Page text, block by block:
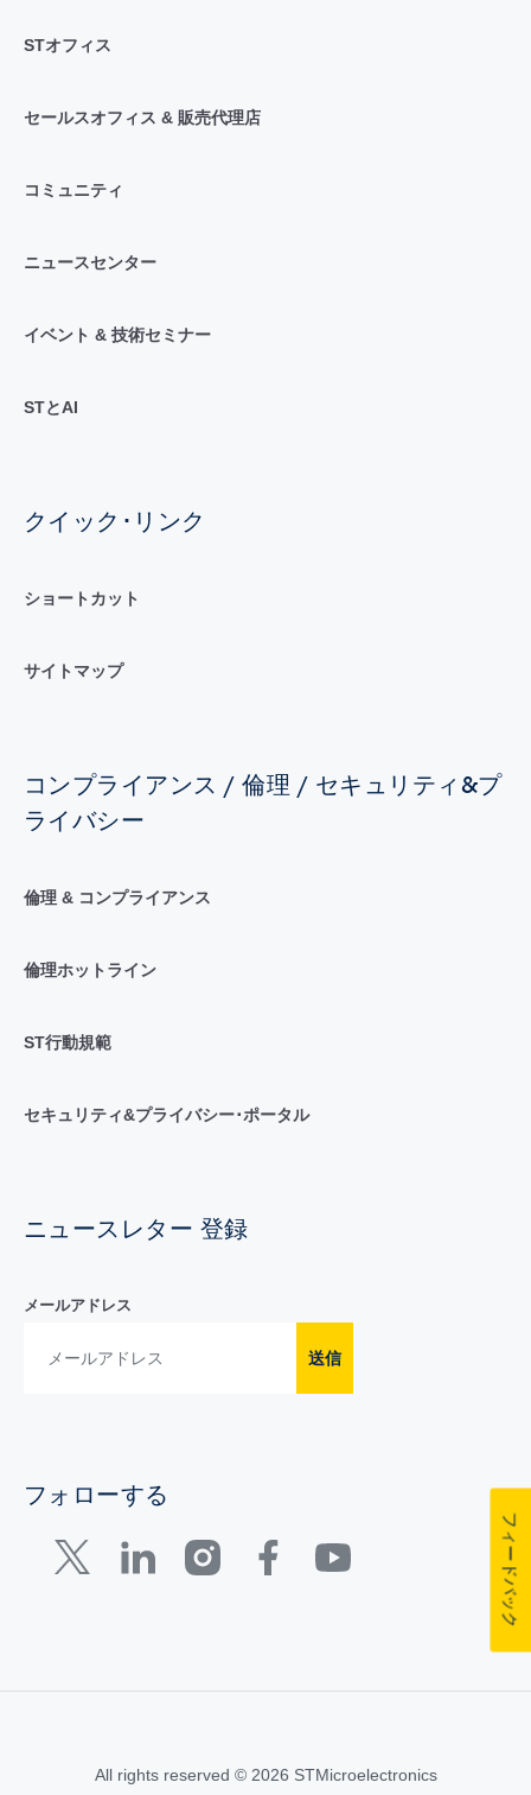
STオフィス
セールスオフィス & 販売代理店
コミュニティ
ニュースセンター
イベント & 技術セミナー
STとAI
クイック･リンク
ショートカット
サイトマップ
コンプライアンス / 倫理 / セキュリティ&プ
ライバシー
倫理 & コンプライアンス
倫理ホットライン
ST行動規範
セキュリティ&プライバシー･ポータル
ニュースレター 登録
メールアドレス
送信
フォローする
All rights reserved © 2026 STMicroelectronics
フィードバック